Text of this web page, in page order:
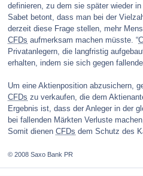
definieren, zu dem sie später wieder
Sabet betont, dass man bei der
derzeit diese Frage stellen, mehr
CFDs aufmerksam machen müsste. “
Privatanlegern, die langfristig
erhalten, indem sie sich gegen
Um eine Aktienposition abzusichern,
CFDs zu verkaufen, die dem
Ergebnis ist, dass der Anleger in der
bei fallenden Märkten Verluste
Somit dienen CFDs dem Schutz des
© 2008 Saxo Bank PR